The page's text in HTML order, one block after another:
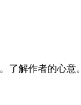
了解作者的心